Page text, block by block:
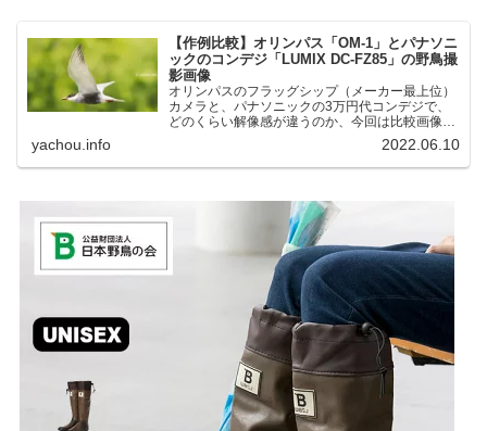
【作例比較】オリンパス「OM-1」とパナソニ
ックのコンデジ「LUMIX DC-FZ85」の野鳥撮
影画像
オリンパスのフラッグシップ（メーカー最上位）
カメラと、パナソニックの3万円代コンデジで、
どのくらい解像感が違うのか、今回は比較画像を
紹介します。私はコンデジを愛用しているのです
が、相棒がオリンパス「OM-1」を使い始めたと
ころ、同じ被写体で...
yachou.info 2022.06.10